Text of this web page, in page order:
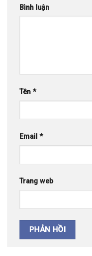
Bình luận
Tên *
Email *
Trang web